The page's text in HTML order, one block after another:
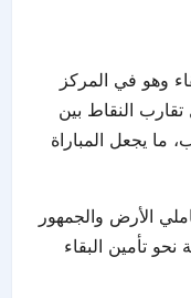
وهو في المركز
في ظل تقارب النقاط بين
يجعل المباراة
الأرض والجمهور
نحو تأمين البقاء